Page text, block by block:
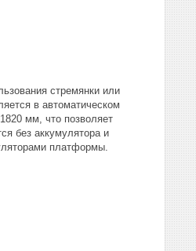
стремянки или
в автоматическом
мм, что позволяет
без аккумулятора и
платформы.